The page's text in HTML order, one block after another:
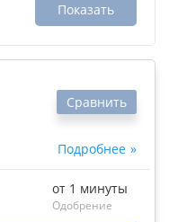
Показать
Подробнее
Сравнить
от 1 минуты
Одобрение